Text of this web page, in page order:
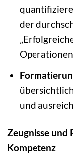
quantifiziere
der
und
Zeugnisse und
Kompetenz